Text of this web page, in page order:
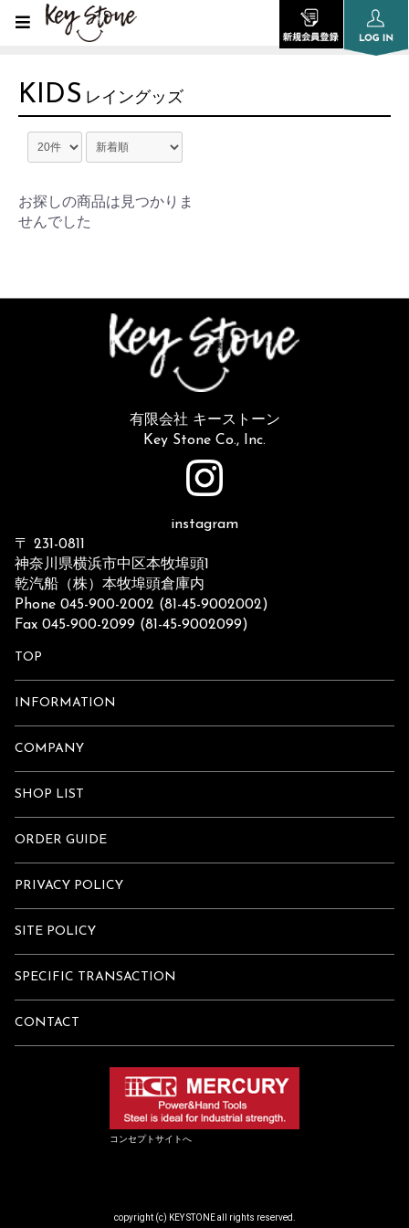
KIDS レイングッズ
お探しの商品は見つかりま
せんでした
有限会社 キーストーン
Key Stone Co., Inc.
instagram
〒 231-0811
神奈川県横浜市中区本牧埠頭1
乾汽船（株）本牧埠頭倉庫内
Phone 045-900-2002 (81-45-9002002)
Fax 045-900-2099 (81-45-9002099)
TOP
INFORMATION
COMPANY
SHOP LIST
ORDER GUIDE
PRIVACY POLICY
SITE POLICY
SPECIFIC TRANSACTION
CONTACT
コンセプトサイトへ
copyright (c) KEY STONE all rights reserved.